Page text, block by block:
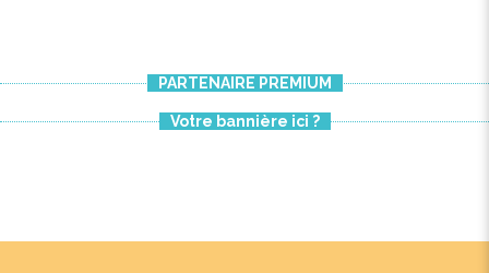
PARTENAIRE PREMIUM
Votre bannière ici ?